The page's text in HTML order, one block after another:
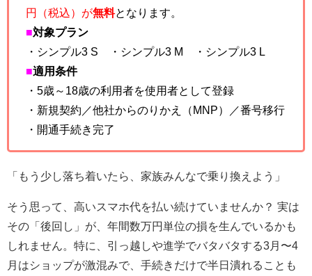
円（税込）が無料となります。
■対象プラン
・シンプル3 S ・シンプル3 M ・シンプル3 L
■適用条件
・5歳～18歳の利用者を使用者として登録
・新規契約／他社からのりかえ（MNP）／番号移行
・開通手続き完了
「もう少し落ち着いたら、家族みんなで乗り換えよう」
そう思って、高いスマホ代を払い続けていませんか？ 実は
その「後回し」が、年間数万円単位の損を生んでいるかも
しれません。特に、引っ越しや進学でバタバタする3月〜4
月はショップが激混みで、手続きだけで半日潰れることも